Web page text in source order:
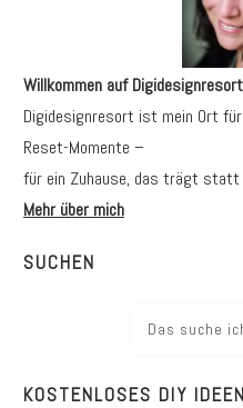
Willkommen auf
Digidesignresort ist mein Ort
Reset-Momente –
für ein Zuhause, das trägt
Mehr über mich
SUCHEN
KOSTENLOSES DIY